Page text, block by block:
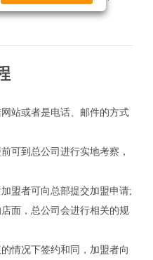
或者是电话、邮件的方式
到总公司进行实地考察，
者可向总部提交加盟申请;
，总公司会进行相关的规
况下签约和同，加盟者向